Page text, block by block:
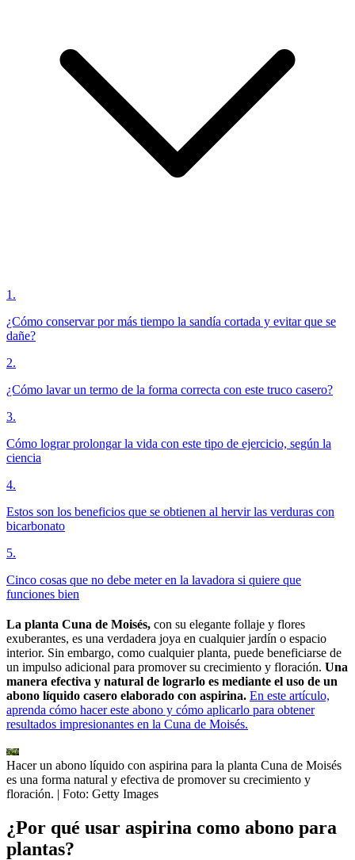
1 .
¿Cómo conservar por más tiempo la sandía cortada y evitar que se
dañe?
2.
¿Cómo lavar un termo de la forma correcta con este truco casero?
3.
Cómo lograr prolongar la vida con este tipo de ejercicio, según la
ciencia
4.
Estos son los beneficios que se obtienen al hervir las verduras con
bicarbonato
5.
Cinco cosas que no debe meter en la lavadora si quiere que
funciones bien
La planta Cuna de Moisés, con su elegante follaje y flores
exuberantes, es una verdadera joya en cualquier jardín o espacio
interior. Sin embargo, como cualquier planta, puede beneficiarse de
un impulso adicional para promover su crecimiento y floración. Una
manera efectiva y natural de lograrlo es mediante el uso de un
abono líquido casero elaborado con aspirina. En este artículo,
aprenda cómo hacer este abono y cómo aplicarlo para obtener
resultados impresionantes en la Cuna de Moisés.
Hacer un abono líquido con aspirina para la planta Cuna de Moisés
es una forma natural y efectiva de promover su crecimiento y
floración. | Foto: Getty Images
¿Por qué usar aspirina como abono para
plantas?